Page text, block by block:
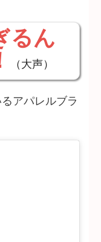
るん
（大声）
アパレルブラ